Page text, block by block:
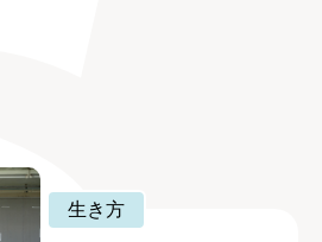
生き方